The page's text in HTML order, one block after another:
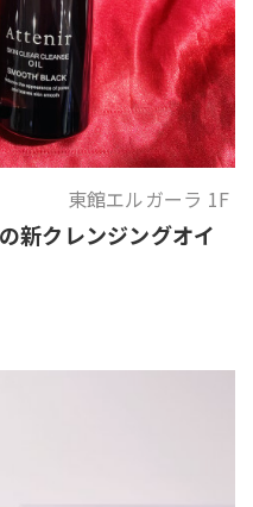
東館エルガーラ 1F
新クレンジングオイ